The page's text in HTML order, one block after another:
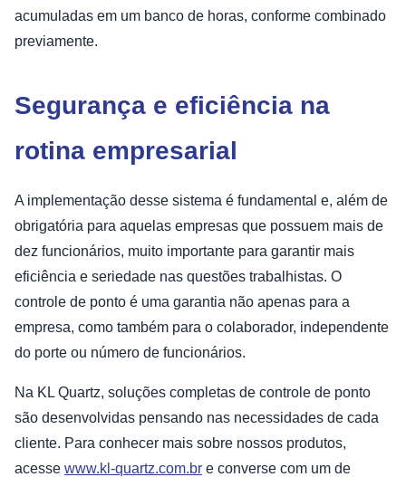
acumuladas em um banco de horas, conforme combinado
previamente.
Segurança e eficiência na
rotina empresarial
A implementação desse sistema é fundamental e, além de
obrigatória para aquelas empresas que possuem mais de
dez funcionários, muito importante para garantir mais
eficiência e seriedade nas questões trabalhistas. O
controle de ponto é uma garantia não apenas para a
empresa, como também para o colaborador, independente
do porte ou número de funcionários.
Na KL Quartz, soluções completas de controle de ponto
são desenvolvidas pensando nas necessidades de cada
cliente. Para conhecer mais sobre nossos produtos,
acesse www.kl-quartz.com.br e converse com um de